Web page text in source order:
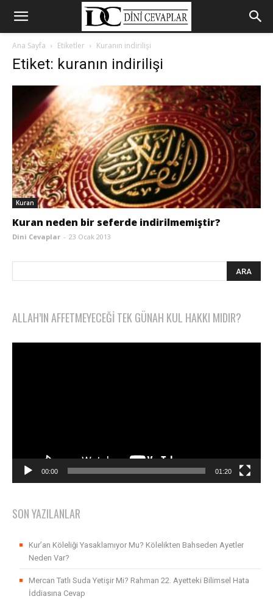
Ana Sayfa Etiketler Kuranın indirilişi
Etiket: kuranın indirilişi
Kuran
Kuran neden bir seferde indirilmemiştir?
Dini Cevaplar - 23 Ocak 2013
ALLAH’IN AFFETMEYECEĞI TEK GÜNAH KUL HAKKI MIDIR?
00:00 01:20
SON YAZILANLAR
Kur’an Köleliği Yasaklamıyor Mu? Kölelikten Bahseden Ayetler
Neden Var?
Mercan Tatlı Suda Yetişir Mi? Rahman 22. Ayetteki Bilimsel Hata
İddiasına Cevap